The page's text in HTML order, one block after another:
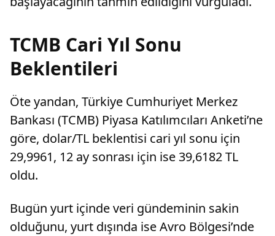
TCMB Cari Yıl Sonu
Beklentileri
Öte yandan, Türkiye Cumhuriyet Merkez
Bankası (TCMB) Piyasa Katılımcıları Anketi’ne
göre, dolar/TL beklentisi cari yıl sonu için
29,9961, 12 ay sonrası için ise 39,6182 TL
oldu.
Bugün yurt içinde veri gündeminin sakin
olduğunu, yurt dışında ise Avro Bölgesi’nde